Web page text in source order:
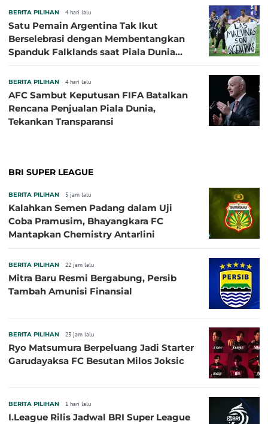
BERITA PILIHAN 4 hari lalu
Satu Pemain Argentina Tak Ikut
Berselebrasi dengan Membentangkan
Spanduk Falklands saat Piala Dunia
BERITA PILIHAN 4 hari lalu
AFC Sambut Keputusan FIFA Batalkan
Rencana Penjualan Piala Dunia,
Tekankan Transparansi
BRI SUPER LEAGUE
BERITA PILIHAN 5 jam lalu
Kalahkan Semen Padang dalam Uji
Coba Pramusim, Bhayangkara FC
Mantapkan Chemistry Antarlini
BERITA PILIHAN 22 jam lalu
Mitra Baru Resmi Bergabung, Persib
Tambah Amunisi Finansial
BERITA PILIHAN 23 jam lalu
Ryo Matsumura Berpeluang Jadi Starter
Garudayaksa FC Besutan Milos Joksic
BERITA PILIHAN 1 hari lalu
I.League Rilis Jadwal BRI Super League